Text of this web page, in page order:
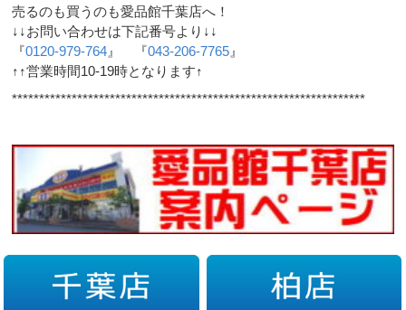
売るのも買うのも愛品館千葉店へ！
↓↓お問い合わせは下記番号より↓↓
『0120-979-764』 『043-206-7765』
↑↑営業時間10-19時となります↑
*****************************************************************